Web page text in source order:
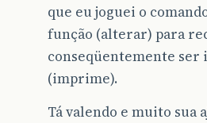
que eu joguei o
função (alterar) para
conseqüentemente
(imprime).
Tá valendo e muito sua